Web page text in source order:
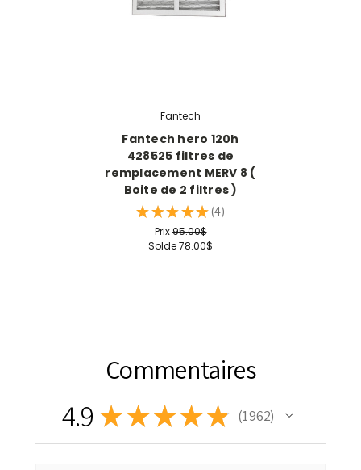
Fantech
Fantech hero 120h
428525 filtres de
remplacement MERV 8 (
Boite de 2 filtres )
★ ★ ★ ★ ★ 4
4
Prix95.00$
Solde78.00$
Commentaires
4.9 ★★★★★ 1 962
1962